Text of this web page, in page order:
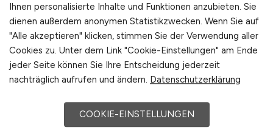
Super User SAP ERP EWM &
Yard(m/w/d)
Sindra Übach-Palenberg GmbH & Co. KG
31.07.2026
Übach-Palenberg
Ihnen personalisierte Inhalte und Funktionen anzubieten. Sie
dienen außerdem anonymen Statistikzwecken. Wenn Sie auf
"Alle akzeptieren" klicken, stimmen Sie der Verwendung aller
Cookies zu. Unter dem Link "Cookie-Einstellungen" am Ende
jeder Seite können Sie Ihre Entscheidung jederzeit
nachträglich aufrufen und ändern. Datenschutzerklärung
COOKIE-EINSTELLUNGEN